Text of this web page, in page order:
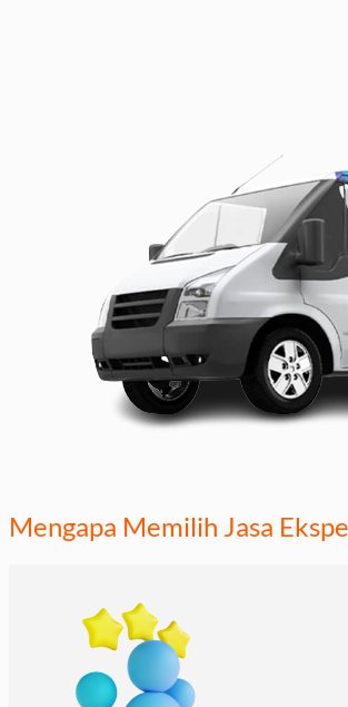
Mengapa Memilih Jasa